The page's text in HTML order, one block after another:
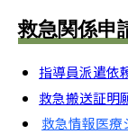
救急関係申
指導員派遣依
救急搬送証明
救急情報医療